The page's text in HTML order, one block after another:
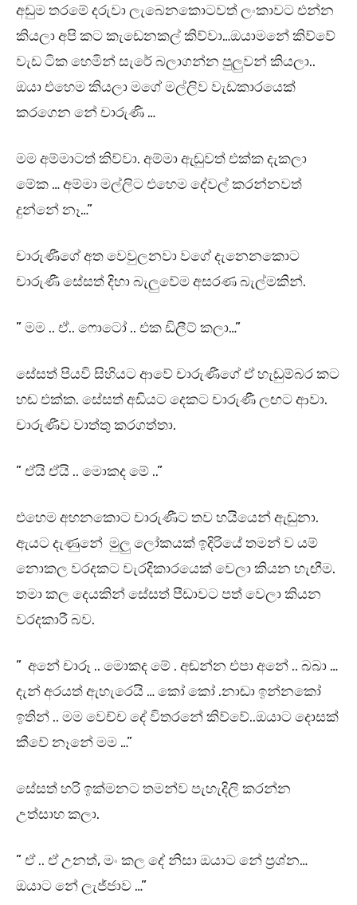
අඩුම තරමේ දරුවා ලැබෙනකොටවත් ලංකාවට එන්න
කියලා අපි කට කැඩෙනකල් කිව්වා…ඔයාමනේ කිව්වේ
වැඩ ටික හෙමින් සැරේ බලාගන්න පුලුවන් කියලා..
ඔයා එහෙම කියලා මගේ මල්ලිව වැඩකාරයෙක්
කරගෙන නේ චාරුණි …
මම අම්මාටත් කිව්වා. අම්මා ඇඬුවත් එක්ක දැකලා
මේක … අම්මා මල්ලිට එහෙම දේවල් කරන්නවත්
දුන්නේ නෑ…”
චාරුණීගේ අත වෙවුලනවා වගේ දැනෙනකොට
චාරුණී සේසත් දිහා බැලුවේම අසරණ බැල්මකින්.
” මම .. ඒ.. ෆොටෝ .. එක ඩිලීට් කලා…”
සේසත් පියවි සිහියට ආවේ චාරුණීගේ ඒ හැඬුම්බර කට
හඬ එක්ක. සේසත් අඩියට දෙකට චාරුණී ලඟට ආවා.
චාරුණීව වාත්තු කරගත්තා.
” ඒයි ඒයි .. මොකද මේ ..”
එහෙම අහනකොට චාරුණීට තව හයියෙන් ඇඬුනා.
ඇයට දැණුනේ මුලු ලෝකයක් ඉදිරියේ තමන් ව යම්
නොකල වරදකට වැරදිකාරයෙක් වෙලා කියන හැඟීම.
තමා කල දෙයකින් සේසත් පීඩාවට පත් වෙලා කියන
වරදකාරී බව.
” අනේ චාරූ .. මොකද මේ . අඬන්න එපා අනේ .. බබා …
දැන් අරයත් ඇහැරෙයි … කෝ කෝ .නාඬා ඉන්නකෝ
ඉතින් .. මම වෙච්ච දේ විතරනේ කිව්වේ..ඔයාට දොසක්
කීවේ නෑනේ මම …”
සේසත් හරි ඉක්මනට තමන්ව පැහැදිලි කරන්න
උත්සාහ කලා.
” ඒ .. ඒ උනත්, මං කල දේ නිසා ඔයාට නේ ප්‍රශ්න…
ඔයාට නේ ලැජ්ජාව …”